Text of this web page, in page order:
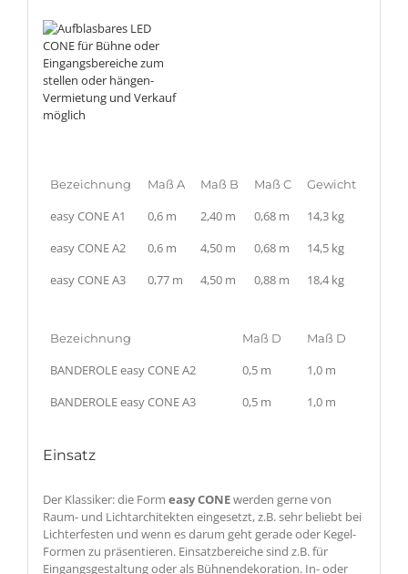
Bezeichnung Maß A Maß B Maß C Gewicht
easy CONE A1 0,6 m 2,40 m 0,68 m
14,3 kg
easy CONE A2
0,6 m 4,50 m 0,68 m
14,5 kg
easy CONE A3
0,77 m 4,50 m 0,88 m 18,4 kg
Bezeichnung Maß D Maß D
BANDEROLE easy CONE A2 0,5 m
1,0 m
BANDEROLE easy CONE A3
0,5 m 1,0 m
Einsatz
Der Klassiker: die Form easy CONEwerden gerne von
Raum- und Lichtarchitekten eingesetzt, z.B. sehr beliebt bei
Lichterfesten und wenn es darum geht gerade oder Kegel-
Formen zu präsentieren. Einsatzbereiche sind z.B. für
Eingangsgestaltung oder als Bühnendekoration. In- oder